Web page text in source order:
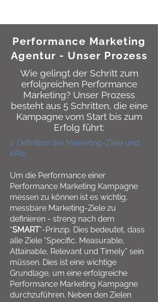
Performance Marketing
Agentur - Unser Prozess
Wie gelingt der Schritt zum
erfolgreichen Performance
Marketing? Unser Prozess
besteht aus 5 Schritten, die eine
Kampagne vom Start bis zum
Erfolg führt:
1. Definition der Marketing-Ziele und
KPIs
Um die Performance einer
Performance Marketing Kampagne
messen zu können ist es wichtig,
messbare Marketing-Ziele zu
definieren - streng nach dem
“SMART”-Prinzip. Dies bedeutet, dass
alle Ziele “Specific, Measurable,
Attainable, Relevant und Timely” sein
müssen. Dies ist eine wichtige
Grundlage, um eine erfolgreiche
Performance Marketing Kampagne
durchzuführen. Neben den Zielen